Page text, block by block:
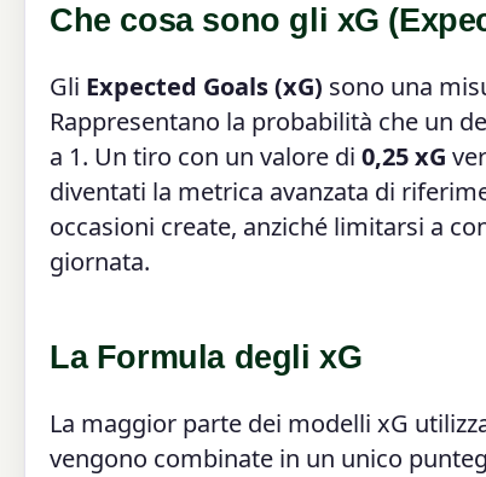
Che cosa sono gli xG
Gli Expected Goals (xG) sono una
Rappresentano la probabilità che un
a 1. Un tiro con un valore di 0,25 xG
diventati la metrica avanzata di
occasioni create, anziché limitarsi a
giornata.
La Formula degli xG
La maggior parte dei modelli xG
vengono combinate in un unico